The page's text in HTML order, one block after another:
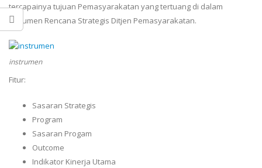
tercapainya tujuan Pemasyarakatan yang tertuang di dalam
dokumen Rencana Strategis Ditjen Pemasyarakatan.
instrumen
Fitur:
Sasaran Strategis
Program
Sasaran Progam
Outcome
Indikator Kinerja Utama